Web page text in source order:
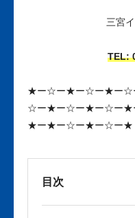
三宮
TEL:
★ー☆ー★ー☆ー★ー☆
☆ー★ー☆ー★ー☆ー★
★ー★ー☆ー★ー☆ー★
目次